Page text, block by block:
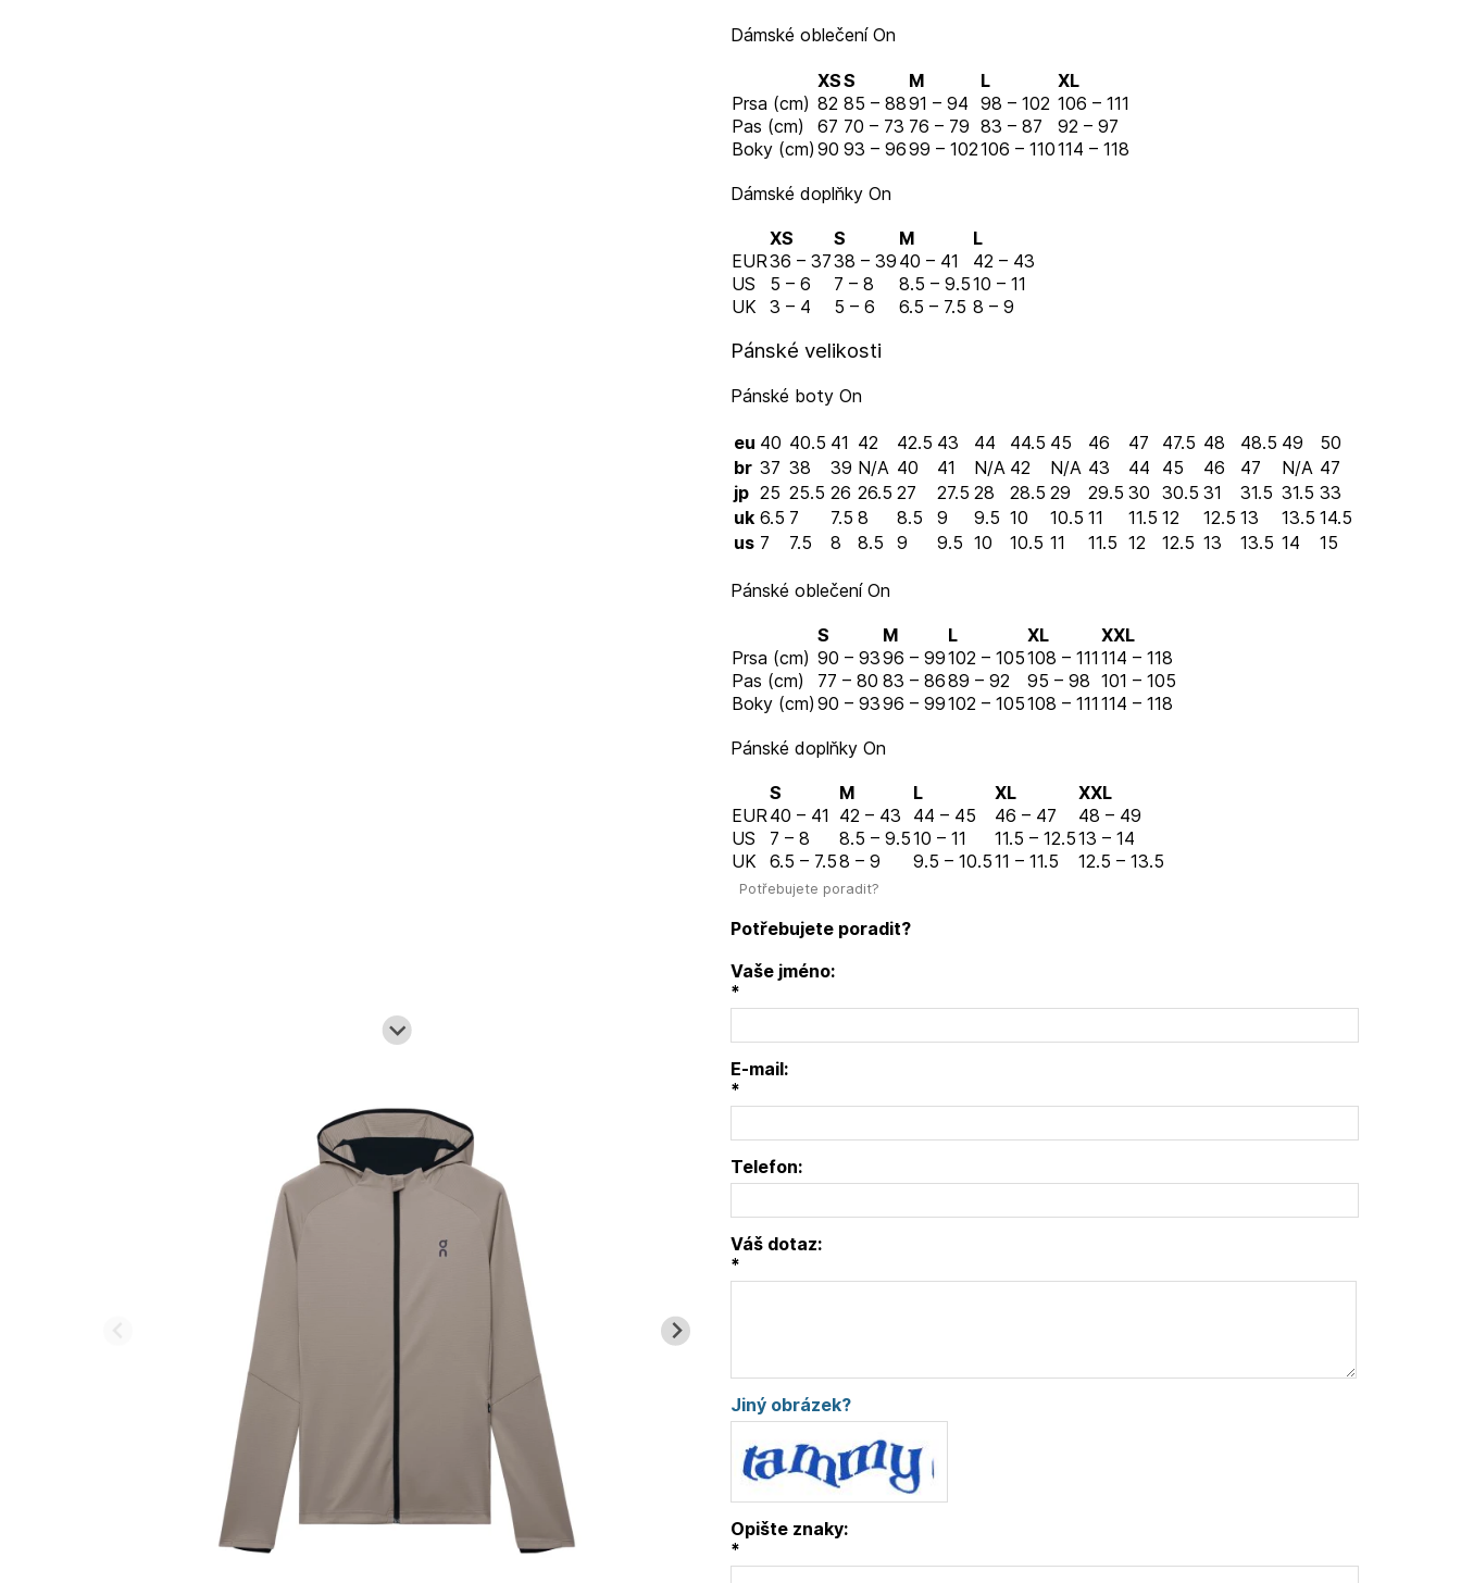
Dámské oblečení On
XSS M L
XL
Prsa (cm) 82 85 – 8891 – 94 98 – 102 106 – 111
Pas (cm)
67 70 – 73 76 – 79 83 – 87
92 – 97
Boky (cm) 90 93 – 9699 – 102106 – 110114 – 118
Dámské doplňky On
XS S M
L
EUR36 – 3738 – 39 40 – 41
42 – 43
US
5 – 6 7 – 8 8.5 – 9.510 – 11
UK
3 – 4 5 – 6 6.5 – 7.5 8 – 9
Pánské velikosti
Pánské boty On
eu 40 40.5 41 42 42.5 43 44 44.5 45 46 47 47.5 48 48.5 49
50
br 37 38 39 N/A 40 41 N/A 42 N/A 43 44 45 46 47 N/A 47
jp 25 25.5 26 26.5 27 27.5 28 28.5 29 29.5 30 30.5 31 31.5 31.5 33
uk 6.5 7 7.5 8 8.5 9 9.5 10 10.5 11 11.5 12 12.5 13 13.5 14.5
us 7 7.5 8 8.5 9 9.5 10 10.5 11 11.5 12 12.5 13 13.5 14 15
Pánské oblečení On
S M L XL
XXL
Prsa (cm) 90 – 9396 – 99102 – 105108 – 111 114 – 118
Pas (cm)
77 – 80 83 – 8689 – 92 95 – 98 101 – 105
Boky (cm) 90 – 9396 – 99102 – 105108 – 111 114 – 118
Pánské doplňky On
S M L XL
XXL
EUR40 – 41 42 – 43 44 – 45 46 – 47
48 – 49
US
7 – 8 8.5 – 9.510 – 11 11.5 – 12.513 – 14
UK
6.5 – 7.58 – 9 9.5 – 10.511 – 11.5 12.5 – 13.5
Potřebujete poradit?
Potřebujete poradit?
Vaše jméno:
*
E-mail:
*
Telefon:
Váš dotaz:
*
Jiný obrázek?
Opište znaky:
*